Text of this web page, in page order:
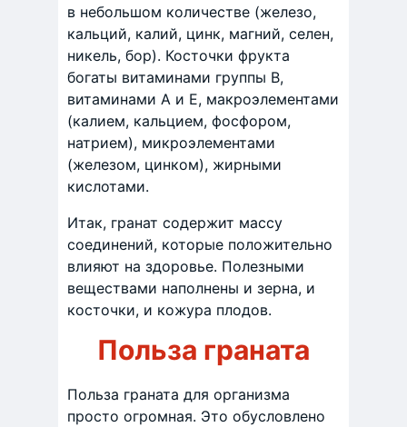
в небольшом количестве (железо,
кальций, калий, цинк, магний, селен,
никель, бор). Косточки фрукта
богаты витаминами группы В,
витаминами А и Е, макроэлементами
(калием, кальцием, фосфором,
натрием), микроэлементами
(железом, цинком), жирными
кислотами.
Итак, гранат содержит массу
соединений, которые положительно
влияют на здоровье. Полезными
веществами наполнены и зерна, и
косточки, и кожура плодов.
Польза граната
Польза граната для организма
просто огромная. Это обусловлено